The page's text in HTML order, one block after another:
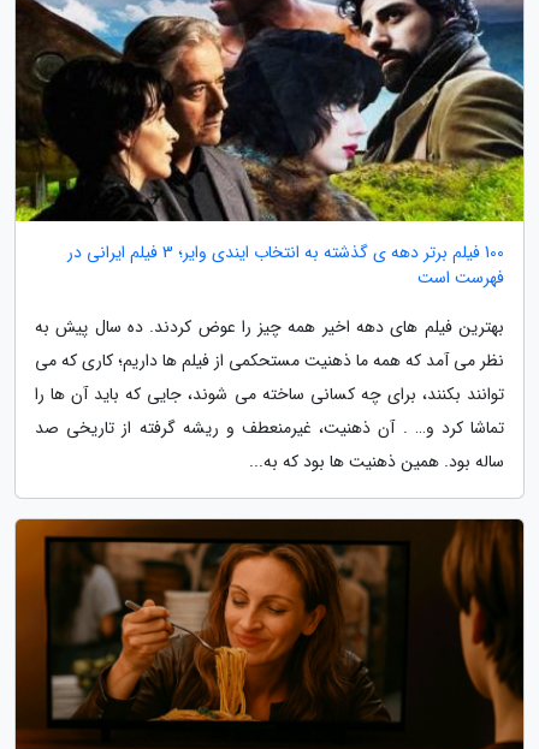
100 فیلم برتر دهه ی گذشته به انتخاب ایندی وایر؛ 3 فیلم ایرانی در
فهرست است
بهترین فیلم های دهه اخیر همه چیز را عوض کردند. ده سال پیش به
نظر می آمد که همه ما ذهنیت مستحکمی از فیلم ها داریم؛ کاری که می
توانند بکنند، برای چه کسانی ساخته می شوند، جایی که باید آن ها را
تماشا کرد و… . آن ذهنیت، غیرمنعطف و ریشه گرفته از تاریخی صد
ساله بود. همین ذهنیت ها بود که به...